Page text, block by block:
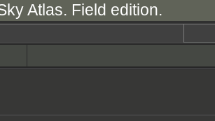
Atlas. Field edition.